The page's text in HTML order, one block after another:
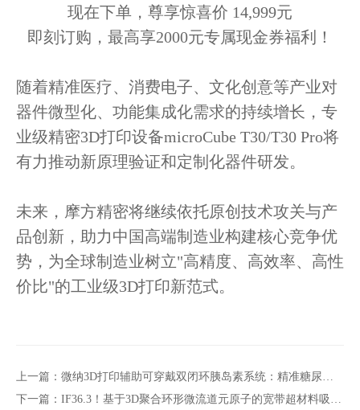
现在下单，尊享惊喜价 14,999元
即刻订购，最高享2000元专属现金券福利！
随着精准医疗、消费电子、文化创意等产业对
器件微型化、功能集成化需求的持续增长，专
业级精密3D打印设备microCube T30/T30 Pro将
有力推动新原理验证和定制化器件研发。
未来，摩方精密将继续依托原创技术攻关与产
品创新，助力中国高端制造业构建核心竞争优
势，为全球制造业树立"高精度、高效率、高性
价比"的工业级3D打印新范式。
上一篇：微纳3D打印辅助可穿戴双闭环胰岛素系统：精准糖尿病管理新路径
下一篇：IF36.3！基于3D聚合环形微流道元原子的宽带超材料吸波体，电子科大突破性成果登《Nano-Micro Letters》